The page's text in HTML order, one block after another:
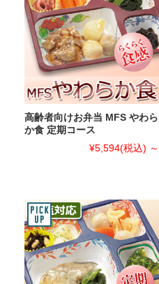
高齢者向けお弁当 MFS やわら
か食 定期コース
¥5,594(税込) ～